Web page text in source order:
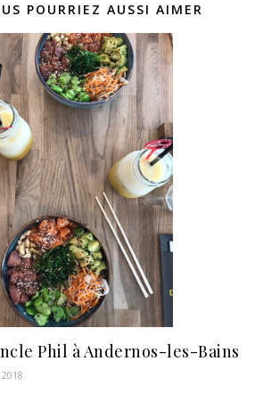
POURRIEZ AUSSI AIMER
Phil à Andernos-les-Bains